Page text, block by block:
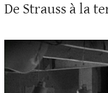
De Strauss à la